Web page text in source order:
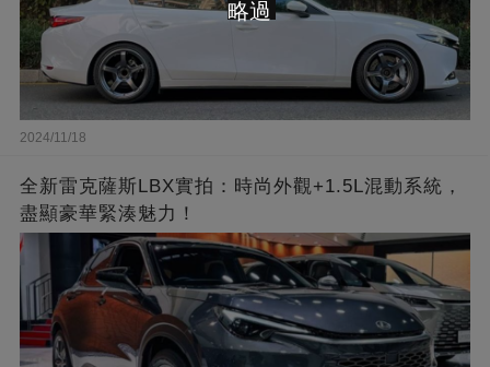
2024/11/18
全新雷克薩斯LBX實拍：時尚外觀+1.5L混動系統，
盡顯豪華緊湊魅力！
略過